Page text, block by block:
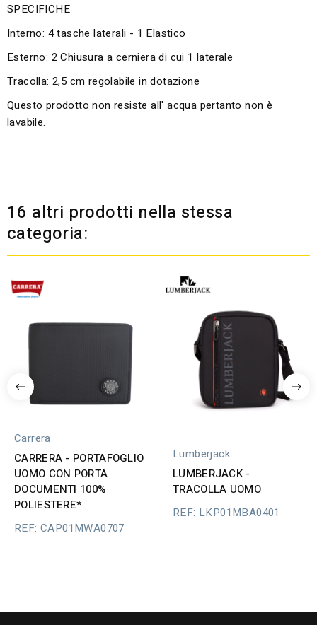
SPECIFICHE
Interno: 4 tasche laterali - 1 Elastico
Esterno: 2 Chiusura a cerniera di cui 1 laterale
Tracolla: 2,5 cm regolabile in dotazione
Questo prodotto non resiste all' acqua pertanto non è
lavabile.
16 altri prodotti nella stessa
categoria:
Carrera
CARRERA - PORTAFOGLIO
UOMO CON PORTA
DOCUMENTI 100%
POLIESTERE*
REF: CAP01MWA0707
Lumberjack
LUMBERJACK -
TRACOLLA UOMO
REF: LKP01MBA0401